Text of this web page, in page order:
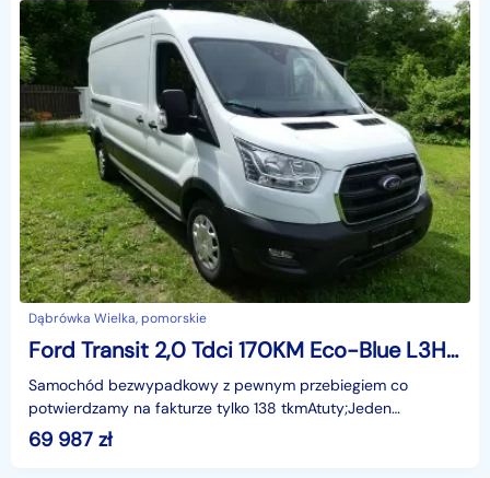
Dąbrówka Wielka, pomorskie
Ford Transit 2,0 Tdci 170KM Eco-Blue L3H2 F. VAT - 23%
Samochód bezwypadkowy z pewnym przebiegiem co
potwierdzamy na fakturze tylko 138 tkmAtuty;Jeden
właściciel , PDC przód i tył, klimatyzacja , Pełna historia ASO
69 987 zł